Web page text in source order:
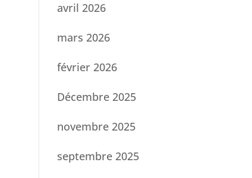
avril 2026
mars 2026
février 2026
Décembre 2025
novembre 2025
septembre 2025